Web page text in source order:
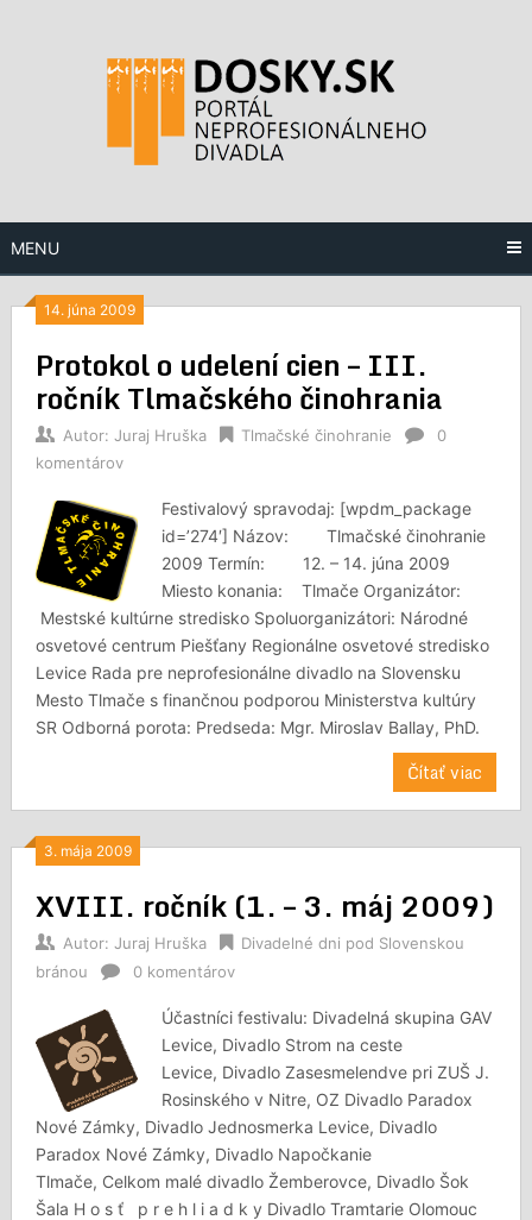
MENU
14. júna 2009
Protokol o udelení cien – III.
ročník Tlmačského činohrania
Autor: Juraj Hruška Tlmačské činohranie
0
komentárov
Festivalový spravodaj: [wpdm_package
id=’274′] Názov: Tlmačské činohranie
2009 Termín: 12. – 14. júna 2009
Miesto konania: Tlmače Organizátor:
Mestské kultúrne stredisko Spoluorganizátori: Národné
osvetové centrum Piešťany Regionálne osvetové stredisko
Levice Rada pre neprofesionálne divadlo na Slovensku
Mesto Tlmače s finančnou podporou Ministerstva kultúry
SR Odborná porota: Predseda: Mgr. Miroslav Ballay, PhD.
Čítať viac
3. mája 2009
XVIII. ročník (1. – 3. máj 2009)
Autor: Juraj Hruška
Divadelné dni pod Slovenskou
bránou
0 komentárov
Účastníci festivalu: Divadelná skupina GAV
Levice, Divadlo Strom na ceste
Levice, Divadlo Zasesmelendve pri ZUŠ J.
Rosinského v Nitre, OZ Divadlo Paradox
Nové Zámky, Divadlo Jednosmerka Levice, Divadlo
Paradox Nové Zámky, Divadlo Napočkanie
Tlmače, Celkom malé divadlo Žemberovce, Divadlo Šok
Šala H o s ť p r e h l i a d k y Divadlo Tramtarie Olomouc